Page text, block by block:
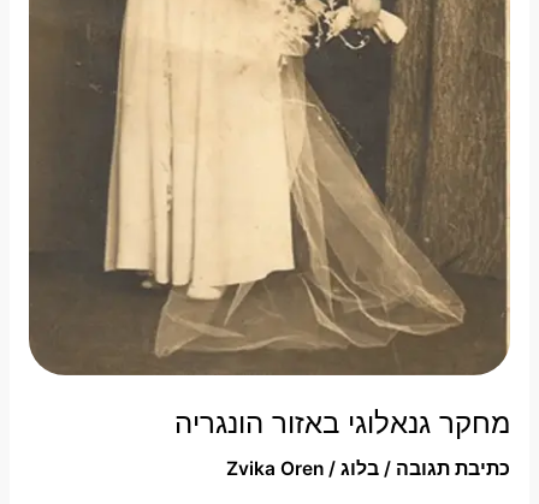
מחקר גנאלוגי באזור הונגריה
כתיבת תגובה / בלוג/
Zvika Oren